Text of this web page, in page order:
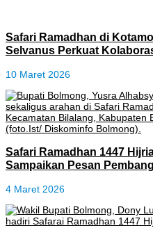
Safari Ramadhan di
Selvanus Perkuat
10 Maret 2026
Safari Ramadhan 1447
Sampaikan Pesan
4 Maret 2026